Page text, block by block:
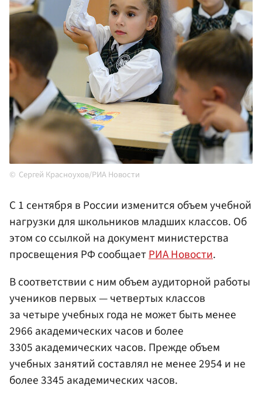
Сергей Красноухов/РИА Новости
С 1 сентября в России изменится объем учебной
нагрузки для школьников младших классов. Об
этом со ссылкой на документ министерства
просвещения РФ сообщаетРИА Новости.
В соответствии с ним объем аудиторной работы
учеников первых — четвертых классов
за четыре учебных года не может быть менее
2966 академических часов и более
3305 академических часов. Прежде объем
учебных занятий составлял не менее 2954 и не
более 3345 академических часов.